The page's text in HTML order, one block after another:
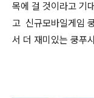
목에 걸 것이라고 기
고 신규모바일게임
서 더 재미있는 쿵푸